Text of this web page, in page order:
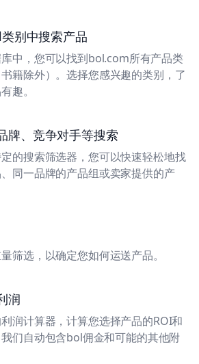
别中搜索产品
中，您可以找到bol.com所有产品类
籍除外）。选择您感兴趣的类别，了
趣。
牌、竞争对手等搜索
的搜索筛选器，您可以快速轻松地找
同一品牌的产品组或卖家提供的产
筛选，以确定您如何运送产品。
润
润计算器，计算您选择产品的ROI和
们自动包含bol佣金和可能的其他附